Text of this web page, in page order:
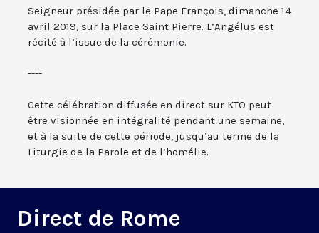
Seigneur présidée par le Pape François, dimanche 14
avril 2019, sur la Place Saint Pierre. L’Angélus est
récité à l’issue de la cérémonie.
----
Cette célébration diffusée en direct sur KTO peut
être visionnée en intégralité pendant une semaine,
et à la suite de cette période, jusqu’au terme de la
Liturgie de la Parole et de l’homélie.
Direct de Rome